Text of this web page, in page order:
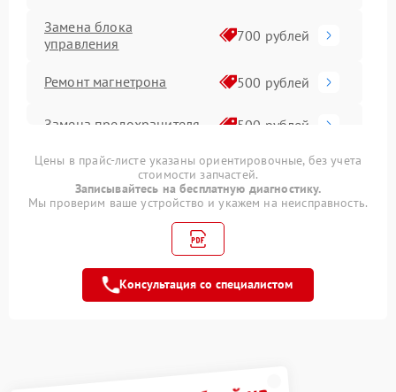
Замена блока
управления
700 рублей
Ремонт магнетрона 500 рублей
Замена предохранителя 500 рублей
Ремонт переключателей
500 рублей
управления
500 рублей
Ремонт платы управления
Цены в прайс-листе указаны ориентировочные, без учета
стоимости запчастей.
Записывайтесь на бесплатную диагностику.
Мы проверим ваше устройство и укажем на неисправность.
Консультация со специалистом